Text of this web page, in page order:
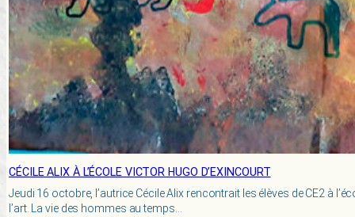
CÉCILE ALIX À L’ÉCOLE VICTOR HUGO D’EXINCOURT
Jeudi 16 octobre, l’autrice Cécile Alix rencontrait les élèves de CE2 à
l’art. La vie des hommes au temps…